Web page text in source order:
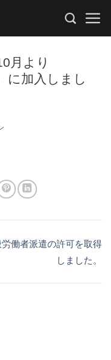
月より
に加入しまし
働者派遣の許可を取得
しました。